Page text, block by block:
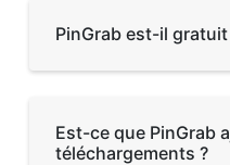
PinGrab est-il
Est-ce que PinGrab
téléchargements ?